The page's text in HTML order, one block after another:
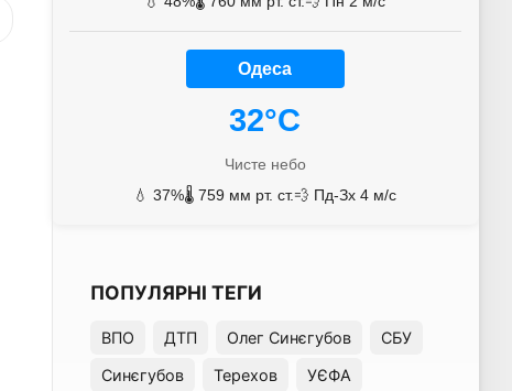
Одеса
32°C
Чисте небо
💧 37%🌡️ 759 мм рт. ст.💨 Пд-Зх 4 м/с
ПОПУЛЯРНІ ТЕГИ
ВПО ДТП Олег Синєгубов
СБУ
Синєгубов
Терехов УЄФА